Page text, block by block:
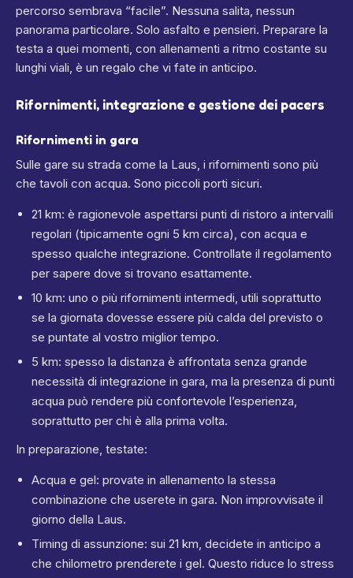
percorso sembrava “facile”. Nessuna salita, nessun
panorama particolare. Solo asfalto e pensieri. Preparare la
testa a quei momenti, con allenamenti a ritmo costante su
lunghi viali, è un regalo che vi fate in anticipo.
Rifornimenti, integrazione e gestione dei pacers
Rifornimenti in gara
Sulle gare su strada come la Laus, i rifornimenti sono più
che tavoli con acqua. Sono piccoli porti sicuri.
21 km: è ragionevole aspettarsi punti di ristoro a intervalli
regolari (tipicamente ogni 5 km circa), con acqua e
spesso qualche integrazione. Controllate il regolamento
per sapere dove si trovano esattamente.
10 km: uno o più rifornimenti intermedi, utili soprattutto
se la giornata dovesse essere più calda del previsto o
se puntate al vostro miglior tempo.
5 km: spesso la distanza è affrontata senza grande
necessità di integrazione in gara, ma la presenza di punti
acqua può rendere più confortevole l’esperienza,
soprattutto per chi è alla prima volta.
In preparazione, testate:
Acqua e gel: provate in allenamento la stessa
combinazione che userete in gara. Non improvvisate il
giorno della Laus.
Timing di assunzione: sui 21 km, decidete in anticipo a
che chilometro prenderete i gel. Questo riduce lo stress